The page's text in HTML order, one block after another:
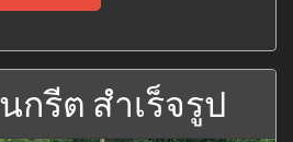
รีต สำเร็จรูป